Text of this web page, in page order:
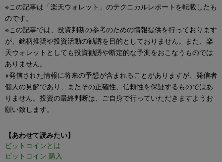
※この記事は「楽天ウォレット」のテクニカルレポートを転載したも
のです。
※この記事では、投資判断の参考のための情報提供を行っております
が、銘柄推奨や投資活動の勧誘を目的としておりません。また、楽
天ウォレットとしても投資勧誘や断定的な予測をおこなうものでは
ありません。
※発信された情報に将来の予想が含まれることがありますが、発信者
個人の見解であり、またその正確性、信頼性を保証するものではあ
りません。投資の最終判断は、ご自身で行っていただきますようお
願い致します。
【あわせて読みたい】
ビットコインとは
ビットコイン 購入